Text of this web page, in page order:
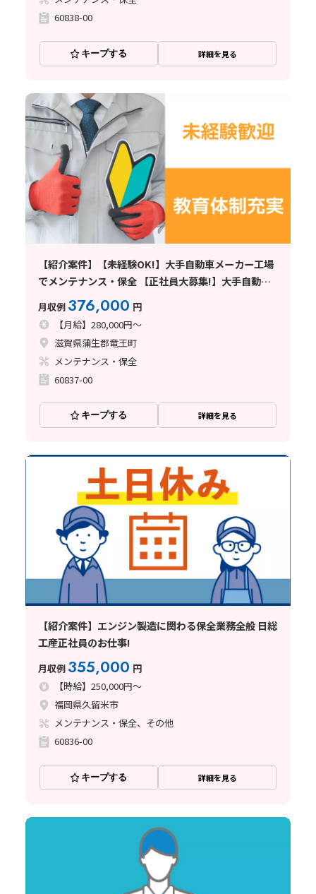
60838-00
キープする 詳細を見る
【紹介案件】【未経験OK!】大手自動車メーカー工場
でメンテナンス・保全 【正社員大募集!】大手自動車
メーカーで設備保全のお仕事!
月収例 376,000 円
【月給】280,000円～
滋賀県蒲生郡竜王町
メンテナンス・保全
60837-00
キープする 詳細を見る
【紹介案件】エンジン製造に関わる保全業務全般 日総
工産正社員のお仕事!
月収例 355,000 円
【時給】250,000円～
福岡県久留米市
メンテナンス・保全、その他
60836-00
キープする 詳細を見る